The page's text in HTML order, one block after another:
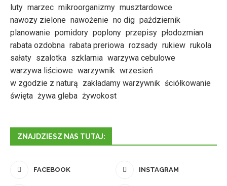
luty marzec mikroorganizmy musztardowce
nawozy zielone nawożenie no dig październik
planowanie pomidory poplony przepisy płodozmian
rabata ozdobna rabata preriowa rozsady rukiew rukola
sałaty szalotka szklarnia warzywa cebulowe
warzywa liściowe warzywnik wrzesień
w zgodzie z naturą zakładamy warzywnik ściółkowanie
święta żywa gleba żywokost
ZNAJDZIESZ NAS TUTAJ:
FACEBOOK INSTAGRAM